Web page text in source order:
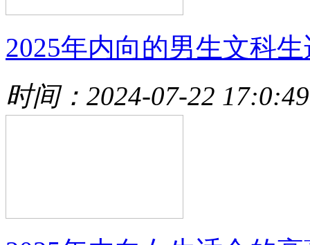
2025年内向的男生文科
时间：2024-07-22 17:0:49